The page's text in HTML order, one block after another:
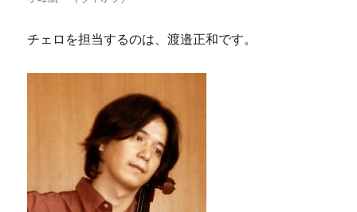
チェロを担当するのは、渡邉正和です。